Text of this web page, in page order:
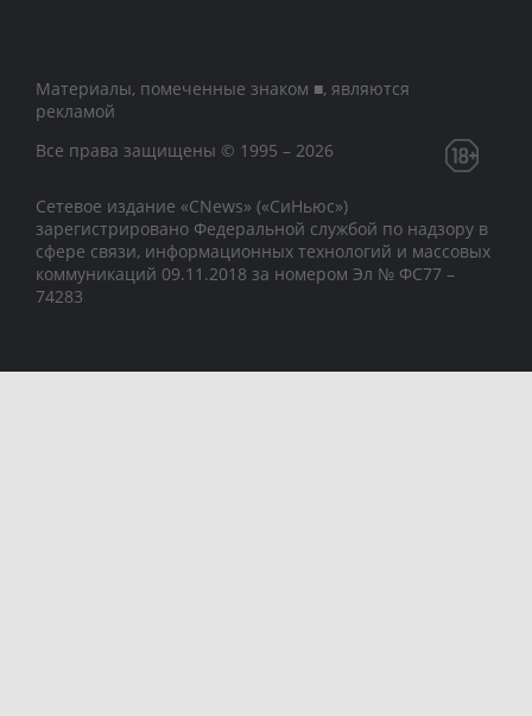
Материалы, помеченные знаком ■, являются
рекламой
Все права защищены © 1995 – 2026
Сетевое издание «CNews» («СиНьюс»)
зарегистрировано Федеральной службой по надзору в
сфере связи, информационных технологий и массовых
коммуникаций 09.11.2018 за номером Эл № ФС77 –
74283